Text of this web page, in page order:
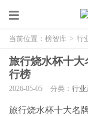
当前位置： 榜智库 > 行
旅行烧水杯十
行榜
2026-05-05 分类： 行业
旅行烧水杯十大名